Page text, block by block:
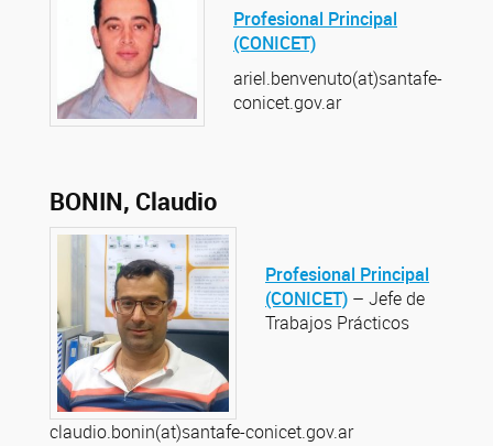
Profesional Principal
(CONICET)
ariel.benvenuto(at)santafe-
conicet.gov.ar
BONIN, Claudio
Profesional Principal
(CONICET) – Jefe de
Trabajos Prácticos
claudio.bonin(at)santafe-conicet.gov.ar